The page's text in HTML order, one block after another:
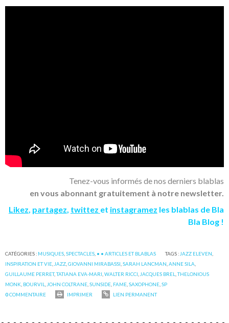
Tenez-vous informés de nos derniers blablas
en vous abonnant gratuitement à notre newsletter.
Likez partagez twittez et instagramez les blablas de Bla
Bla Blog !
CATÉGORIES : MUSIQUES ,SPECTACLES • • ARTICLES ET BLABLAS TAGS : JAZZ ELEVEN
INSPIRATION ET VIE JAZZ ,GIOVANNI MIRABASSI ,SARAH LANCMAN ,ANNE SILA
GUILLAUME PERRET,TATIANA EVA-MARI ,WALTER RICCI JACQUES BREL ,THELONIOUS
MONK BOURVIL JOHN COLTRANE ,SUNSIDE FAME ,SAXOPHONE ,SP
0COMMENTAIRE IMPRIMER LIEN PERMANENT